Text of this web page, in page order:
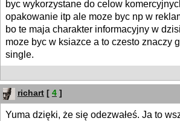
byc wykorzystane do celow
opakowanie itp ale moze byc np w
bo te maja charakter informacyjny w
moze byc w ksiazce a to czesto znaczy
single.
richart [ 4 ]
Yuma dzięki, że się odezwałeś. Ja to